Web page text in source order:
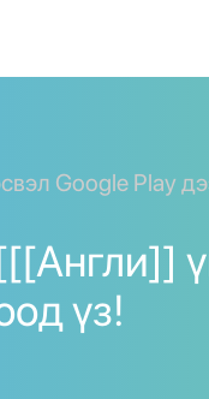
Google Play
үз!